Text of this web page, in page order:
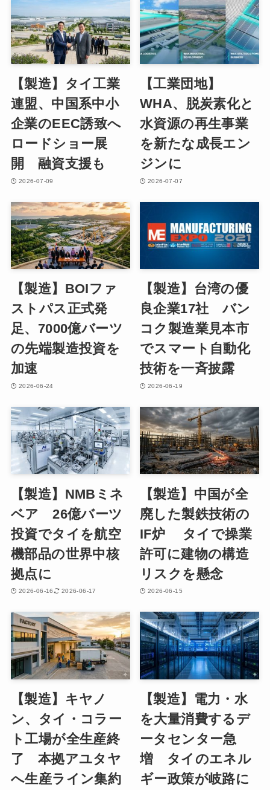
【製造】タイ工業
連盟、中国系中小
企業のEEC誘致へ
ロードショー展
開 融資支援も
2026-07-09
【工業団地】
WHA、脱炭素化と
水資源の再生事業
を新たな成長エン
ジンに
2026-07-07
【製造】BOIファ
ストパス正式発
足、7000億バーツ
の先端製造投資を
加速
2026-06-24
【製造】台湾の優
良企業17社 バン
コク製造業見本市
でスマート自動化
技術を一斉披露
2026-06-19
【製造】NMBミネ
ベア 26億バーツ
投資でタイを航空
機部品の世界中核
拠点に
2026-06-16 2026-06-17
【製造】中国が全
廃した製鉄技術の
IF炉 タイで操業
許可に建物の構造
リスクを懸念
2026-06-15
【製造】キヤノ
ン、タイ・コラー
ト工場が全生産終
了 本拠アユタヤ
へ生産ライン集約
【製造】電力・水
を大量消費するデ
ータセンター急
増 タイのエネル
ギー政策が岐路に